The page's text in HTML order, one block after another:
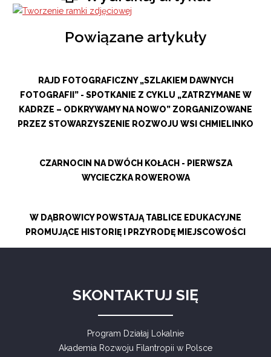
Powiązane artykuły
RAJD FOTOGRAFICZNY „SZLAKIEM DAWNYCH
FOTOGRAFII” - SPOTKANIE Z CYKLU „ZATRZYMANE W
KADRZE – ODKRYWAMY NA NOWO” ZORGANIZOWANE
PRZEZ STOWARZYSZENIE ROZWOJU WSI CHMIELINKO
CZARNOCIN NA DWÓCH KOŁACH - PIERWSZA
WYCIECZKA ROWEROWA
W DĄBROWICY POWSTAJĄ TABLICE EDUKACYJNE
PROMUJĄCE HISTORIĘ I PRZYRODĘ MIEJSCOWOŚCI
SKONTAKTUJ SIĘ
Program Działaj Lokalnie
Akademia Rozwoju Filantropii w Polsce